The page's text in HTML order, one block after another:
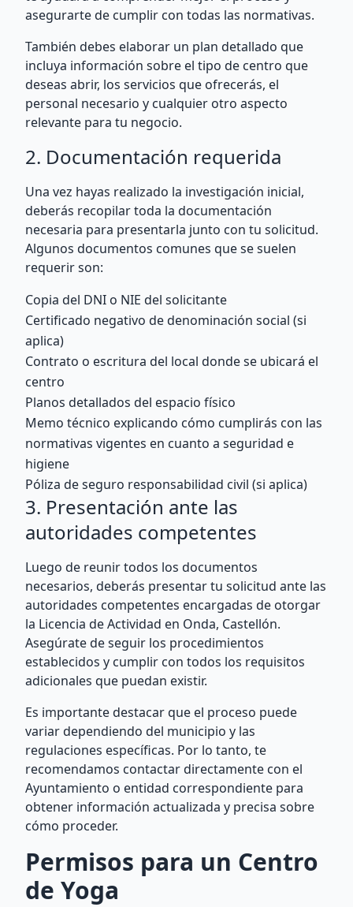
asegurarte de cumplir con todas las normativas.
También debes elaborar un plan detallado que
incluya información sobre el tipo de centro que
deseas abrir, los servicios que ofrecerás, el
personal necesario y cualquier otro aspecto
relevante para tu negocio.
2. Documentación requerida
Una vez hayas realizado la investigación inicial,
deberás recopilar toda la documentación
necesaria para presentarla junto con tu solicitud.
Algunos documentos comunes que se suelen
requerir son:
Copia del DNI o NIE del solicitante
Certificado negativo de denominación social (si
aplica)
Contrato o escritura del local donde se ubicará el
centro
Planos detallados del espacio físico
Memo técnico explicando cómo cumplirás con las
normativas vigentes en cuanto a seguridad e
higiene
Póliza de seguro responsabilidad civil (si aplica)
3. Presentación ante las
autoridades competentes
Luego de reunir todos los documentos
necesarios, deberás presentar tu solicitud ante las
autoridades competentes encargadas de otorgar
la Licencia de Actividad en Onda, Castellón.
Asegúrate de seguir los procedimientos
establecidos y cumplir con todos los requisitos
adicionales que puedan existir.
Es importante destacar que el proceso puede
variar dependiendo del municipio y las
regulaciones específicas. Por lo tanto, te
recomendamos contactar directamente con el
Ayuntamiento o entidad correspondiente para
obtener información actualizada y precisa sobre
cómo proceder.
Permisos para un Centro
de Yoga